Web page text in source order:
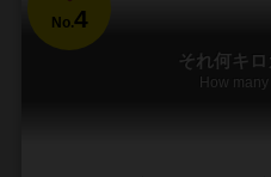
No.4
それ何キロ
How